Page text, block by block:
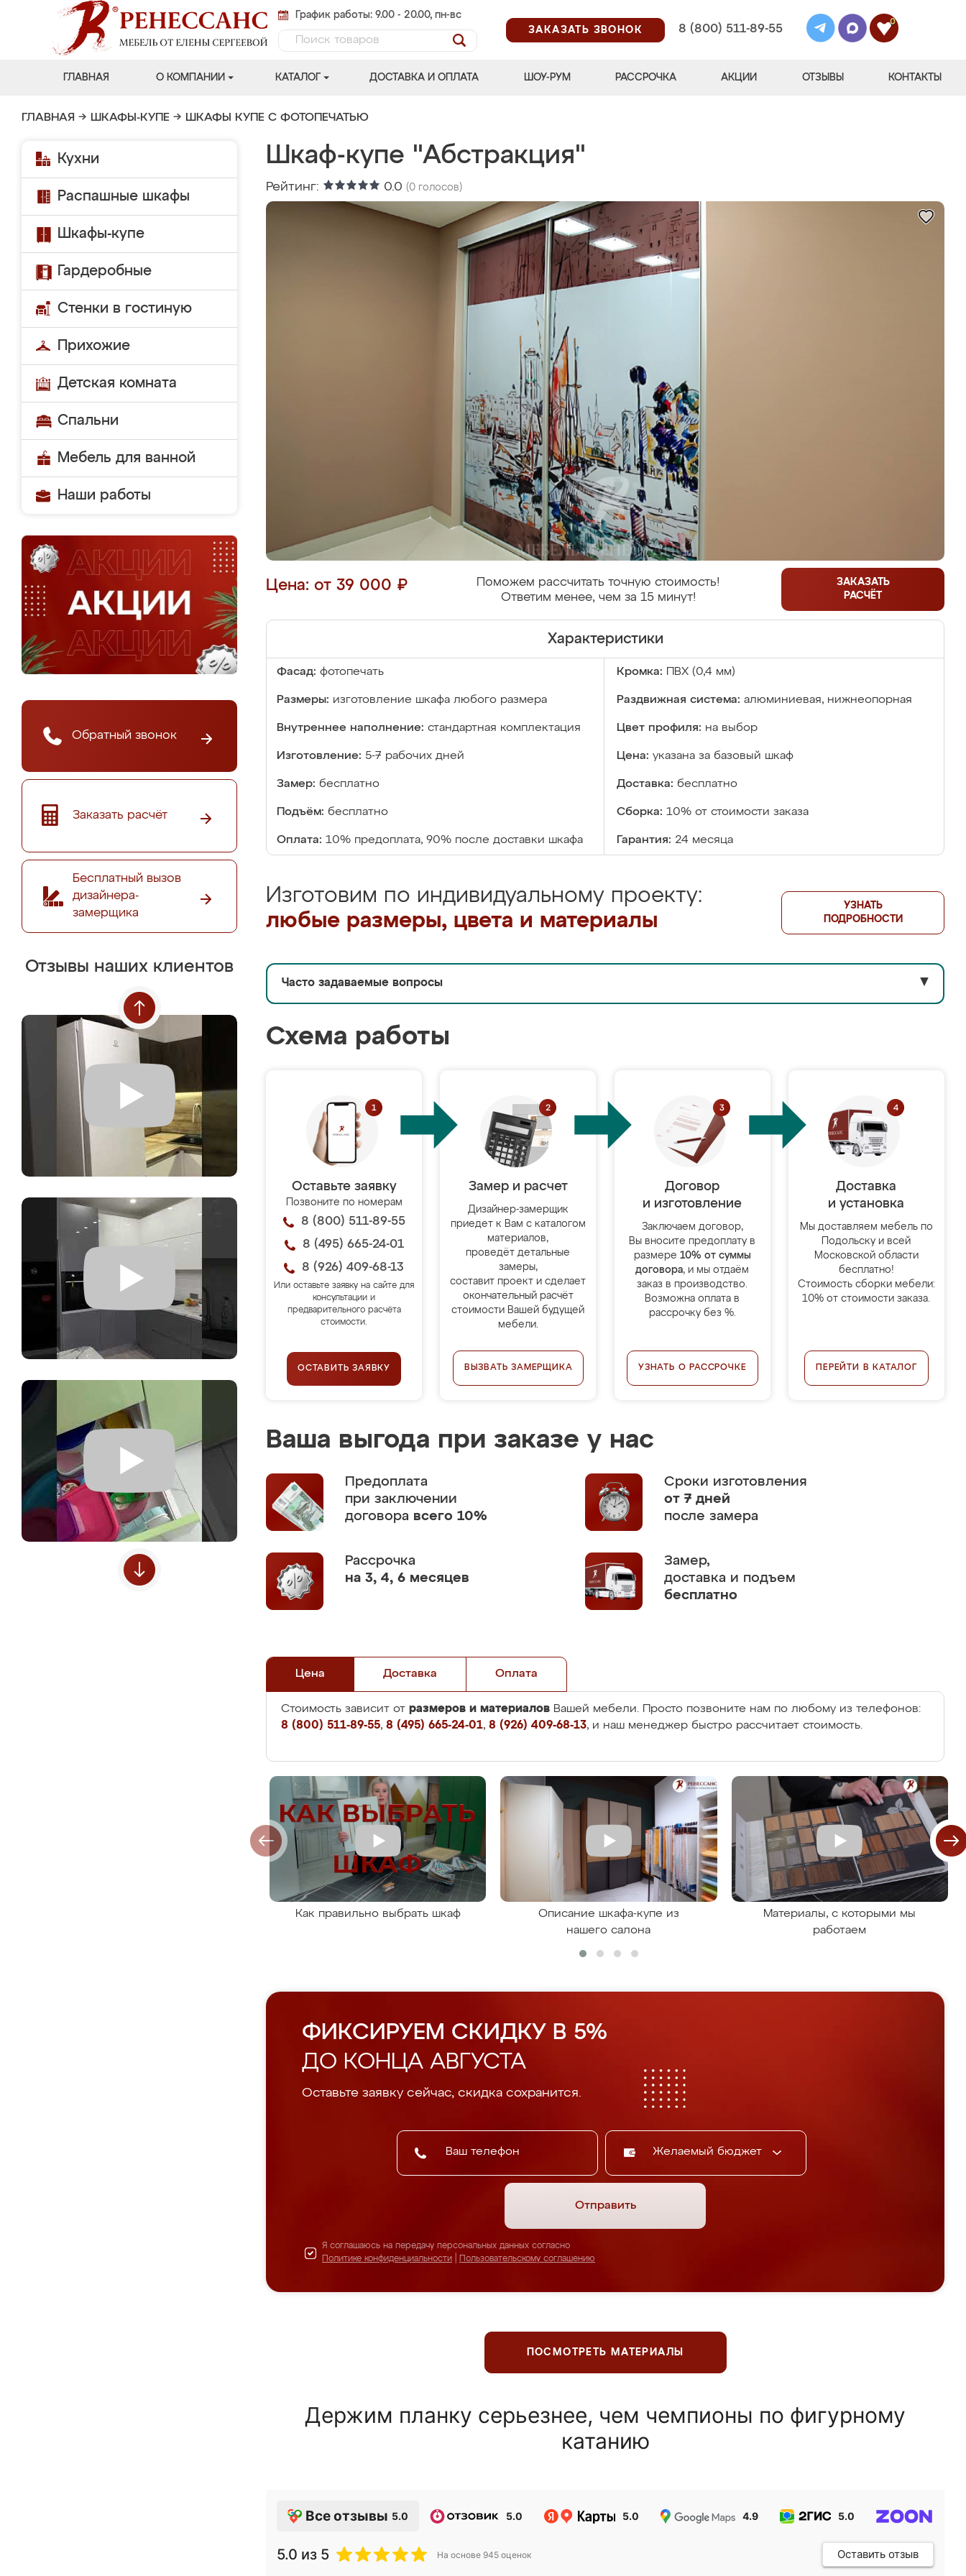
График работы: 9.00 - 20.00, пн-вс
ЗАКАЗАТЬ ЗВОНОК
8 (800) 511-89-55
0
ГЛАВНАЯ О КОМПАНИИ КАТАЛОГ ДОСТАВКА И ОПЛАТА ШОУ-РУМ РАССРОЧКА АКЦИИ ОТЗЫВЫ КОНТАКТЫ
ГЛАВНАЯ → ШКАФЫ-КУПЕ → ШКАФЫ КУПЕ С ФОТОПЕЧАТЬЮ
Кухни
Распашные шкафы
Шкафы-купе
Гардеробные
Стенки в гостиную
Прихожие
Детская комната
Спальни
Мебель для ванной
Наши работы
Обратный звонок
Заказать расчёт
Бесплатный вызов
дизайнера-
замерщика
Отзывы наших клиентов
Шкаф-купе "Абстракция"
Рейтинг: 0.0 (0 голосов)
Цена: от 39 000 ₽
Поможем рассчитать точную стоимость!
Ответим менее, чем за 15 минут!
ЗАКАЗАТЬ
РАСЧЁТ
Характеристики
Фасад: фотопечать Кромка: ПВХ (0,4 мм)
Размеры: изготовление шкафа любого размера Раздвижная система: алюминиевая, нижнеопорная
Внутреннее наполнение: стандартная комплектация Цвет профиля: на выбор
Изготовление: 5-7 рабочих дней Цена: указана за базовый шкаф
Замер: бесплатно Доставка: бесплатно
Подъём: бесплатно Сборка: 10% от стоимости заказа
Оплата: 10% предоплата, 90% после доставки шкафа Гарантия: 24 месяца
Изготовим по индивидуальному проекту:
любые размеры, цвета и материалы
УЗНАТЬ
ПОДРОБНОСТИ
Часто задаваемые вопросы ▼
Схема работы
Оставьте заявку
Позвоните по номерам
8 (800) 511-89-55
8 (495) 665-24-01
8 (926) 409-68-13
Или оставьте заявку на сайте для
консультации и
предварительного расчёта
стоимости.
ОСТАВИТЬ ЗАЯВКУ
Замер и расчет
Дизайнер-замерщик
приедет к Вам с каталогом
материалов,
проведёт детальные
замеры,
составит проект и сделает
окончательный расчёт
стоимости Вашей будущей
мебели.
ВЫЗВАТЬ ЗАМЕРЩИКА
Договор
и изготовление
Заключаем договор,
Вы вносите предоплату в
размере 10% от суммы
договора, и мы отдаём
заказ в производство.
Возможна оплата в
рассрочку без %.
УЗНАТЬ О РАССРОЧКЕ
Доставка
и установка
Мы доставляем мебель по
Подольску и всей
Московской области
бесплатно!
Стоимость сборки мебели:
10% от стоимости заказа.
ПЕРЕЙТИ В КАТАЛОГ
Ваша выгода при заказе у нас
Предоплата
при заключении
договора всего 10%
Сроки изготовления
от 7 дней
после замера
Рассрочка
на 3, 4, 6 месяцев
Замер,
доставка и подъем
бесплатно
Цена Доставка Оплата
Стоимость зависит от размеров и материалов Вашей мебели. Просто позвоните нам по любому из телефонов:
8 (800) 511-89-55, 8 (495) 665-24-01, 8 (926) 409-68-13, и наш менеджер быстро рассчитает стоимость.
Как правильно выбрать шкаф
Описание шкафа-купе из
нашего салона
Материалы, с которыми мы
работаем
ФИКСИРУЕМ СКИДКУ В 5%
ДО КОНЦА АВГУСТА
Оставьте заявку сейчас, скидка сохранится.
Желаемый бюджет
Отправить
Я соглашаюсь на передачу персональных данных согласно
Политике конфиденциальности
Пользовательскому соглашению
ПОСМОТРЕТЬ МАТЕРИАЛЫ
Держим планку серьезнее, чем чемпионы по фигурному
катанию
Все отзывы 5.0 5.0 5.0 4.9 5.0
5.0 из 5 На основе 945 оценок Оставить отзыв